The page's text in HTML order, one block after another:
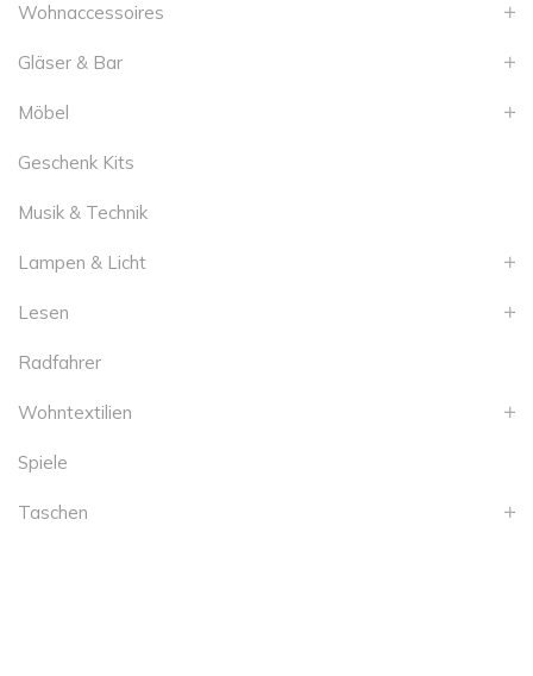
Wohnaccessoires
Gläser & Bar
Möbel
Geschenk Kits
Musik & Technik
Lampen & Licht
Lesen
Radfahrer
Wohntextilien
Spiele
Taschen